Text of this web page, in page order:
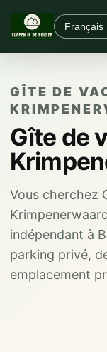
GÎTE DE
Gîte de
Vous cherchez
indépendant à
parking privé,
emplacement